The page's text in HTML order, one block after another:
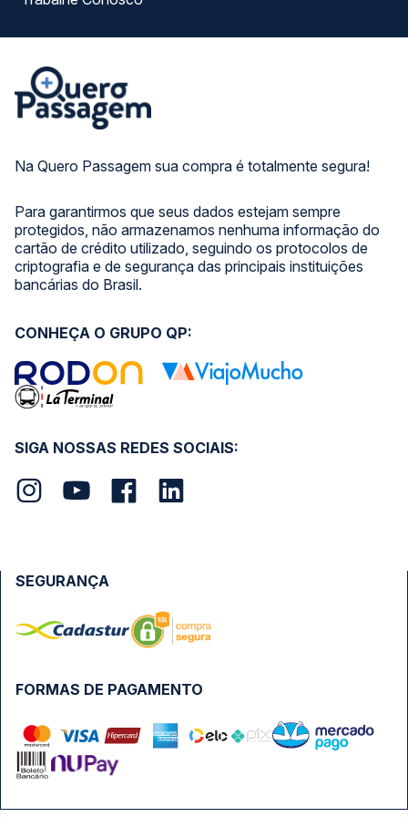
Na Quero Passagem sua compra é totalmente segura!
Para garantirmos que seus dados estejam sempre
protegidos, não armazenamos nenhuma informação do
cartão de crédito utilizado, seguindo os protocolos de
criptografia e de segurança das principais instituições
bancárias do Brasil.
SIGA NOSSAS REDES SOCIAIS:
CONHEÇA O GRUPO QP:
FORMAS DE PAGAMENTO
SEGURANÇA